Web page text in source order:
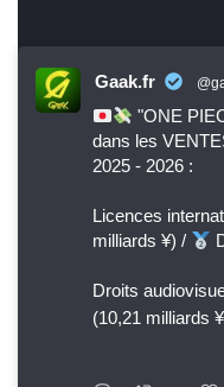
Gaak.fr
"ONE
dans les
2025 - 2026 :
Licences
milliards ¥) /
Droits
(10,21 milliards